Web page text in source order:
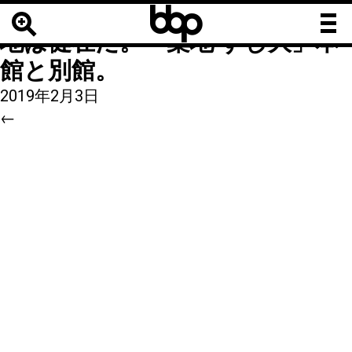
bbb
5| ←
【築地の寿司】今も昔も築
地は健在だ。「築地 すし大」本
館と別館。
2019年2月3日
←